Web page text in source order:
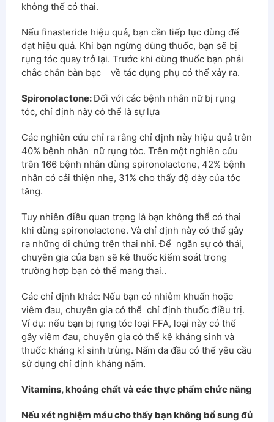
không thể có thai.
Nếu finasteride hiệu quả, bạn cần tiếp tục dùng để
đạt hiệu quả. Khi bạn ngừng dùng thuốc, bạn sẽ bị
rụng tóc quay trở lại. Trước khi dùng thuốc bạn phải
chắc chắn bàn bạc về tác dụng phụ có thể xảy ra.
Spironolactone:Đối với các bệnh nhân nữ bị rụng
tóc, chỉ định này có thể là sự lựa
Các nghiên cứu chỉ ra rằng chỉ định này hiệu quả trên
40% bệnh nhân nữ rụng tóc. Trên một nghiên cứu
trên 166 bệnh nhân dùng spironolactone, 42% bệnh
nhân có cải thiện nhẹ, 31% cho thấy độ dày của tóc
tăng.
Tuy nhiên điều quan trọng là bạn không thể có thai
khi dùng spironolactone. Và chỉ định này có thể gây
ra những di chứng trên thai nhi. Để ngăn sự có thái,
chuyên gia của bạn sẽ kê thuốc kiểm soát trong
trường hợp bạn có thể mang thai..
Các chỉ định khác: Nếu bạn có nhiễm khuẩn hoặc
viêm đau, chuyên gia có thể chỉ định thuốc điều trị.
Ví dụ: nếu bạn bị rụng tóc loại FFA, loại này có thể
gây viêm đau, chuyên gia có thể kê kháng sinh và
thuốc kháng kí sinh trùng. Nấm da đầu có thể yêu cầu
sử dụng chỉ định kháng nấm.
Vitamins, khoáng chất và các thực phẩm chức năng
Nếu xét nghiệm máu cho thấy bạn không bổ sung đủ